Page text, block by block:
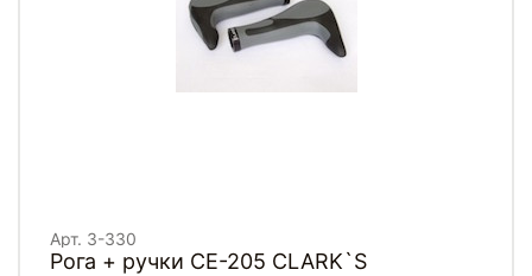
Арт. 3-330
Рога + ручки CE-205 CLARK`S